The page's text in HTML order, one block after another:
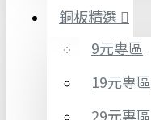
銅板精選
9元專區
19元專區
29元專區